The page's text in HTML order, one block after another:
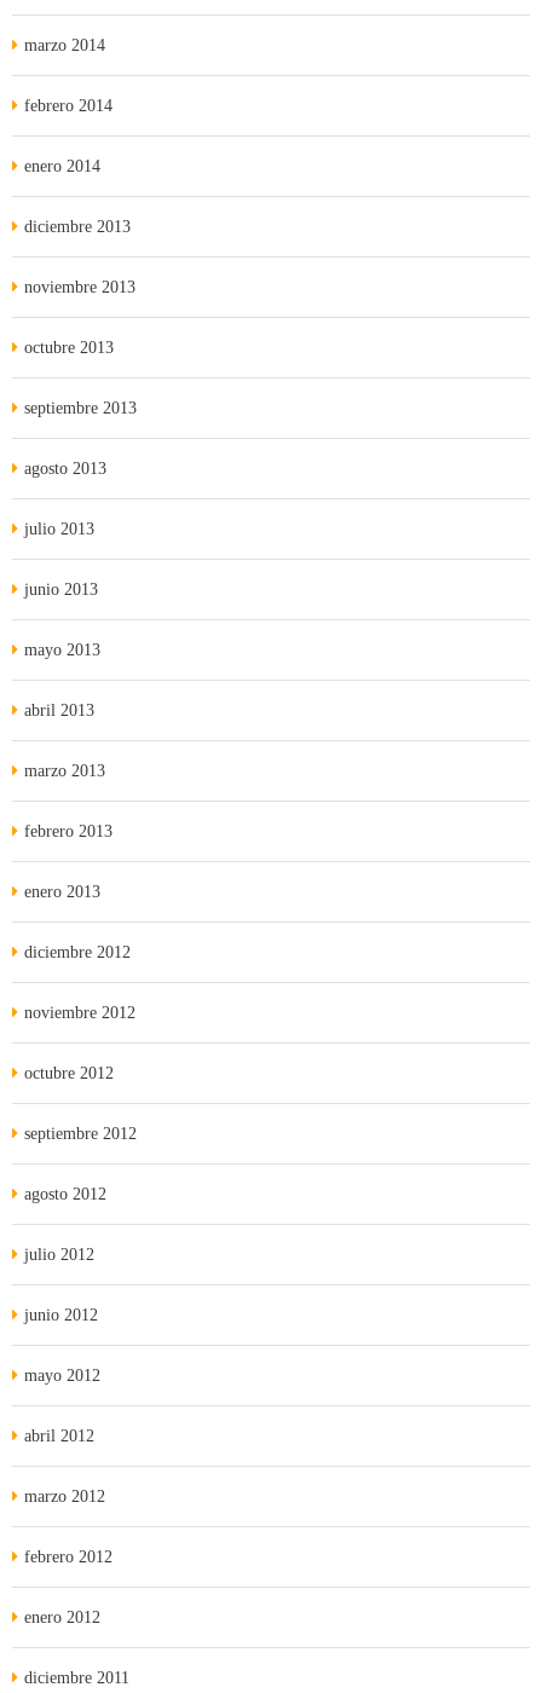
marzo 2014
febrero 2014
enero 2014
diciembre 2013
noviembre 2013
octubre 2013
septiembre 2013
agosto 2013
julio 2013
junio 2013
mayo 2013
abril 2013
marzo 2013
febrero 2013
enero 2013
diciembre 2012
noviembre 2012
octubre 2012
septiembre 2012
agosto 2012
julio 2012
junio 2012
mayo 2012
abril 2012
marzo 2012
febrero 2012
enero 2012
diciembre 2011